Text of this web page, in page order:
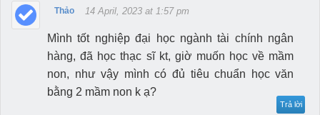
Thảo 14 April, 2023 at 1:57 pm
Mình tốt nghiệp đại học ngành tài chính ngân
hàng, đã học thạc sĩ kt, giờ muốn học về mầm
non, như vậy mình có đủ tiêu chuẩn học văn
bằng 2 mầm non k ạ?
Trả lời